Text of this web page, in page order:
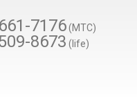
661-7176(МТС)
8673 (life)